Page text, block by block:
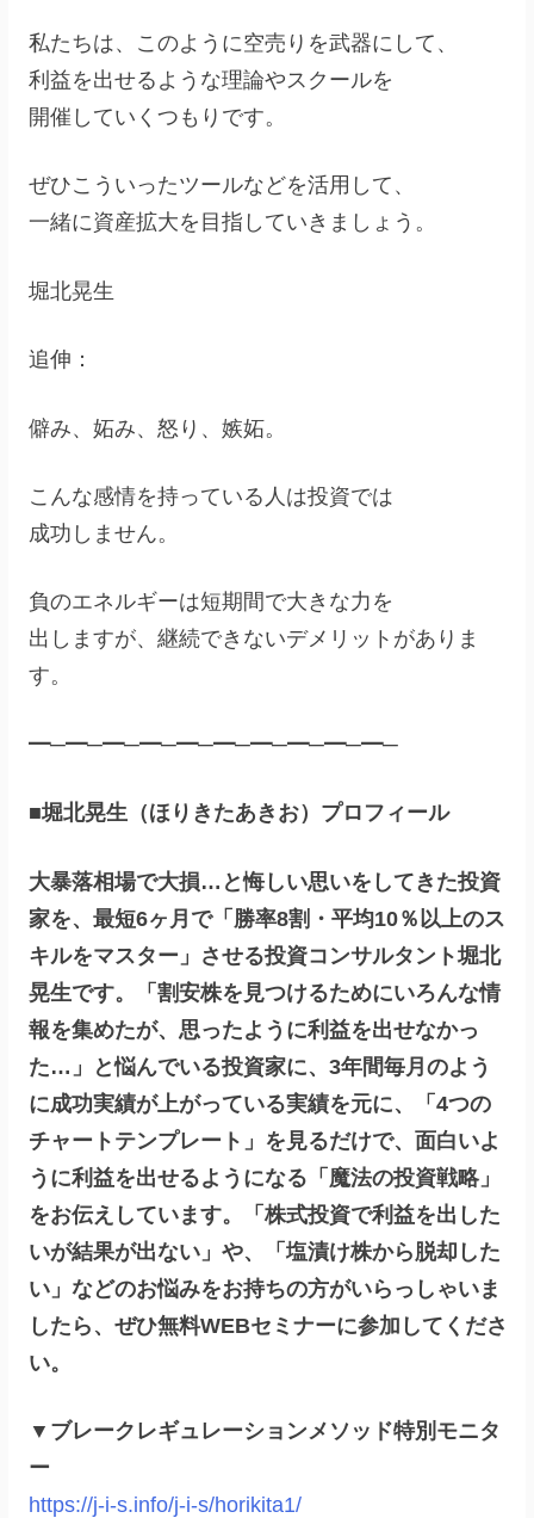
私たちは、このように空売りを武器にして、
利益を出せるような理論やスクールを
開催していくつもりです。
ぜひこういったツールなどを活用して、
一緒に資産拡大を目指していきましょう。
堀北晃生
追伸：
僻み、妬み、怒り、嫉妬。
こんな感情を持っている人は投資では
成功しません。
負のエネルギーは短期間で大きな力を
出しますが、継続できないデメリットがありま
す。
━─━─━─━─━─━─━─━─━─━─
■堀北晃生（ほりきたあきお）プロフィール
大暴落相場で大損…と悔しい思いをしてきた投資
家を、最短6ヶ月で「勝率8割・平均10％以上のス
キルをマスター」させる投資コンサルタント堀北
晃生です。「割安株を見つけるためにいろんな情
報を集めたが、思ったように利益を出せなかっ
た…」と悩んでいる投資家に、3年間毎月のよう
に成功実績が上がっている実績を元に、「4つの
チャートテンプレート」を見るだけで、面白いよ
うに利益を出せるようになる「魔法の投資戦略」
をお伝えしています。「株式投資で利益を出した
いが結果が出ない」や、「塩漬け株から脱却した
い」などのお悩みをお持ちの方がいらっしゃいま
したら、ぜひ無料WEBセミナーに参加してくださ
い。
▼ブレークレギュレーションメソッド特別モニタ
ー
https://j-i-s.info/j-i-s/horikita1/